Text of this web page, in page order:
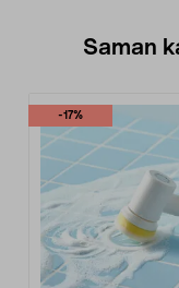
Saman
-17%